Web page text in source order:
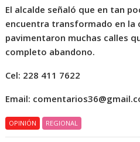
El alcalde señaló que en tan
encuentra transformado en la
pavimentaron muchas calles
completo abandono.
Cel: 228 411 7622
Email:
OPINIÓN REGIONAL